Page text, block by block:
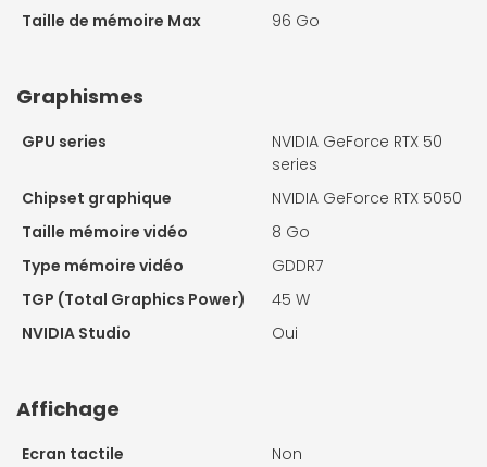
Taille de mémoire Max
96 Go
Graphismes
GPU series
NVIDIA GeForce RTX 50
series
Chipset graphique
NVIDIA GeForce RTX 5050
Taille mémoire vidéo
8 Go
Type mémoire vidéo
GDDR7
TGP (Total Graphics Power)
45 W
NVIDIA Studio
Oui
Affichage
Ecran tactile
Non